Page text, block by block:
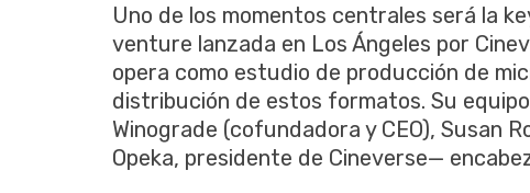
Uno de los momentos centrales será la
venture lanzada en Los Ángeles por
opera como estudio de producción de
distribución de estos formatos. Su
Winograde (cofundadora y CEO), Susan
Opeka, presidente de Cineverse—